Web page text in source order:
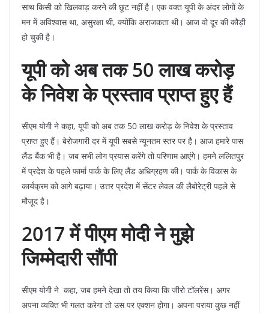
साथ किसी को खिलवाड़ करने की छूट नहीं है। एक वक्त यूपी के अंदर लोगों के
मन में अविश्वास था, असुरक्षा थी, क्योंकि अराजकता थी। आज वो दूर की कौड़ी
हो चुकी है।
यूपी को अब तक 50 लाख करोड़
के निवेश के प्रस्ताव प्राप्त हुए हैं
सीएम योगी ने कहा, यूपी को अब तक 50 लाख करोड़ के निवेश के प्रस्ताव
प्राप्त हुए हैं। बेरोजगारी दर में यूपी सबसे न्यूनतम स्तर पर है। आज हमारे पास
लैंड बैंक भी है। जब सभी लोग प्रयास करेंगे तो परिणाम आएंगे। हमने ललितपुर
में प्रदेश के पहले फार्मा पार्क के लिए लैंड अधिग्रहण की। पार्क के विकास के
कार्यक्रम को आगे बढ़ाया। उत्तर प्रदेश में सेंटर लेवल की लैबोरेट्री पहले से
मौजूद है।
2017 में पीएम मोदी ने मुझे
जिम्मेदारी सौंपी
सीएम योगी ने कहा, जब हमने देखा तो तय किया कि जीरो टॉलरेंस। अगर
अपना व्यक्ति भी गलत करेगा तो उस पर एक्शन होगा। अपना पराया कुछ नहीं